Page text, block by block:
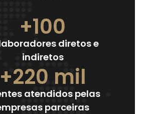
+100
diretos e
indiretos
+220 mil
atendidos pelas
parceiras